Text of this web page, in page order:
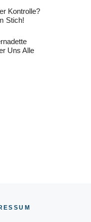
Kontrolle?
Stich!
Uns Alle
M